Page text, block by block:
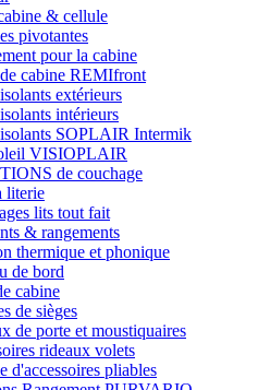
& cellule
pivotantes
pour la cabine
cabine REMIfront
extérieurs
intérieurs
SOPLAIR Intermik
VISIOPLAIR
de couchage
literie
lits tout fait
& rangements
thermique et phonique
de bord
cabine
de sièges
de porte et moustiquaires
rideaux volets
d'accessoires pliables